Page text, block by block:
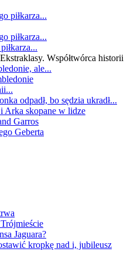
Współtwórca historii
ale...
odpadł, bo sędzia ukradł...
Arka skopane w lidze
Garros
Geberta
Jaguara?
kropkę nad i, jubileusz